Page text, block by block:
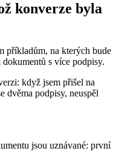
konverze byla
příkladům, na kterých bude
s více podpisy.
když jsem přišel na
dvěma podpisy, neuspěl
jsou uznávané: první